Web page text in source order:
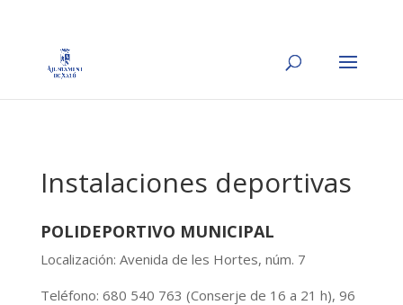
Instalaciones deportivas
POLIDEPORTIVO MUNICIPAL
Localización: Avenida de les Hortes, núm. 7
Teléfono: 680 540 763 (Conserje de 16 a 21 h), 96